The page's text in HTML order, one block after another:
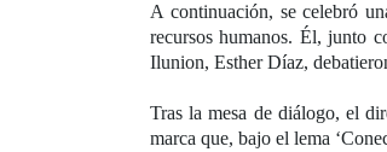
A continuación, se celebró
recursos humanos. Él, junto
Ilunion, Esther Díaz,
Tras la mesa de diálogo, el
marca que, bajo el lema